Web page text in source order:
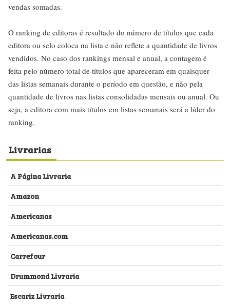
vendas somadas.
O ranking de editoras é resultado do número de títulos que cada
editora ou selo coloca na lista e não reflete a quantidade de livros
vendidos. No caso dos rankings mensal e anual, a contagem é
feita pelo número total de títulos que apareceram em quaisquer
das listas semanais durante o período em questão, e não pela
quantidade de livros nas listas consolidadas mensais ou anual. Ou
seja, a editora com mais títulos em listas semanais será a líder do
ranking.
Livrarias
A Página Livraria
Amazon
Americanas
Americanas.com
Carrefour
Drummond Livraria
Escariz Livraria